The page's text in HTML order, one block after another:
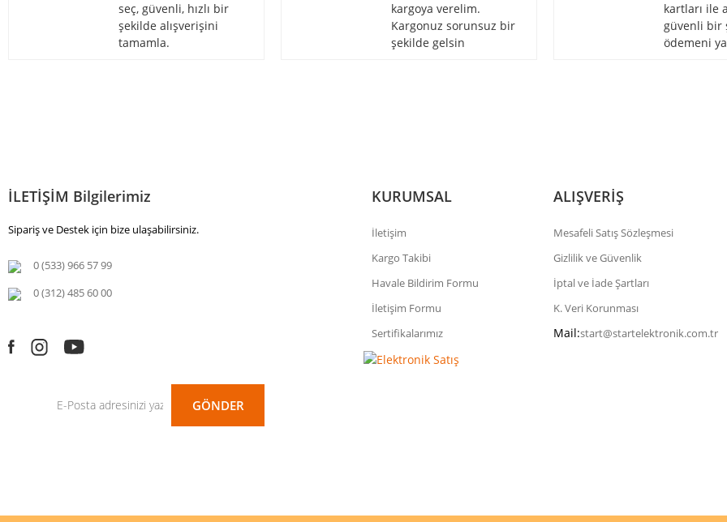
Gönder
seç, güvenli, hızlı bir
şekilde alışverişini
tamamla.
kargoya verelim.
Kargonuz sorunsuz bir
şekilde gelsin
kartları ile
güvenli bir
ödemeni
İLETİŞİM Bilgilerimiz
Sipariş ve Destek için bize ulaşabilirsiniz.
0 (533) 966 57 99
0 (312) 485 60 00
GÖNDER
KURUMSAL
İletişim
Kargo Takibi
Havale Bildirim Formu
İletişim Formu
Sertifikalarımız
ALIŞVERİŞ
Mesafeli Satış Sözleşmesi
Gizlilik ve Güvenlik
İptal ve İade Şartları
K. Veri Korunması
Mail:start@startelektronik.com.tr